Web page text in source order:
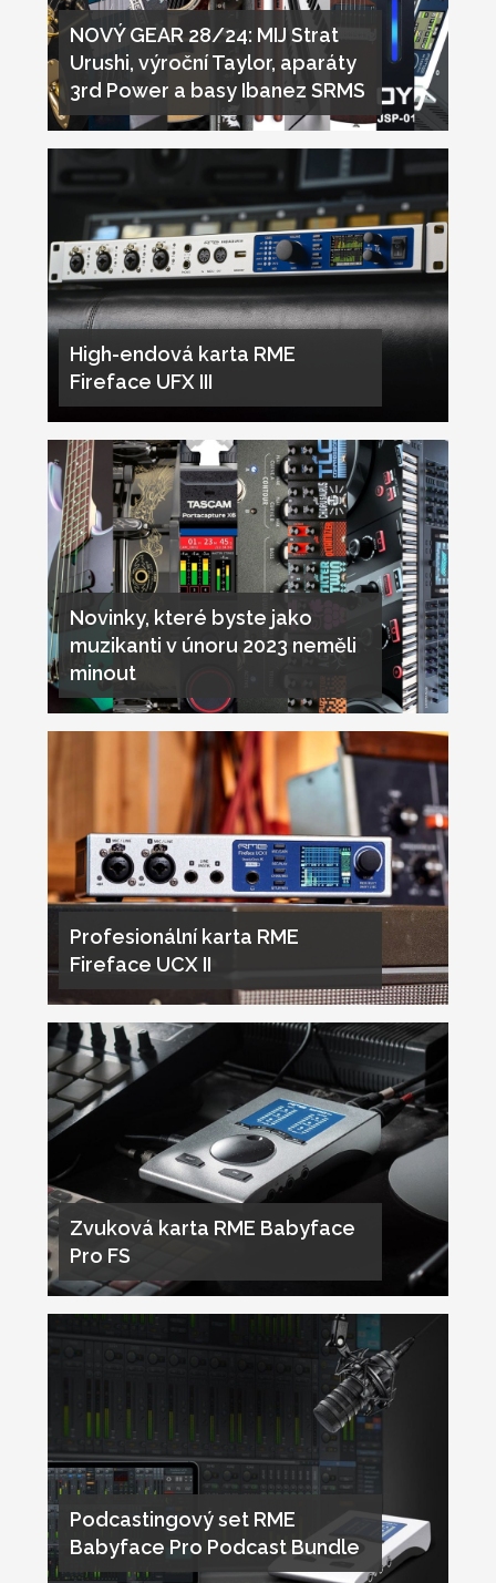
NOVÝ GEAR 28/24: MIJ Strat
Urushi, výroční Taylor, aparáty
3rd Power a basy Ibanez SRMS
High-endová karta RME
Fireface UFX III
Novinky, které byste jako
muzikanti v únoru 2023 neměli
minout
Profesionální karta RME
Fireface UCX II
Zvuková karta RME Babyface
Pro FS
Podcastingový set RME
Babyface Pro Podcast Bundle